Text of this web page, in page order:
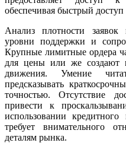
обеспечивая быстрый
Анализ плотности заявок
уровни поддержки и
Крупные лимитные ордера
для цены или же создают
движения. Умение
предсказывать
точностью. Отсутствие
привести к
использовании
требует внимательного
деталям рынка.